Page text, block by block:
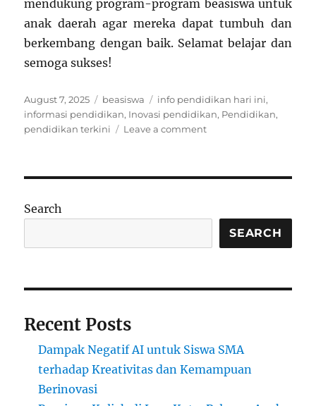
mendukung program-program beasiswa untuk
anak daerah agar mereka dapat tumbuh dan
berkembang dengan baik. Selamat belajar dan
semoga sukses!
Posted
on
August 7, 2025 Categories
beasiswa Tags
info pendidikan hari ini,
informasi pendidikan, Inovasi pendidikan, Pendidikan,
pendidikan terkini
Leave a commenton
Pelajar
Mahasiswa
Search
SEARCH
Recent Posts
Dampak Negatif AI untuk Siswa SMA
terhadap Kreativitas dan Kemampuan
Berinovasi